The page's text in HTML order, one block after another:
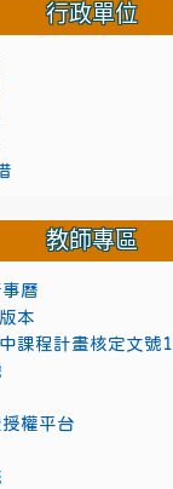
行政單位
教師專區
曆
本
課程計畫核定文號
權平台